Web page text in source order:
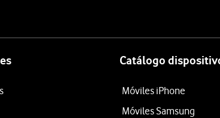
Catálogo
Móviles iPhone
Móviles Samsung